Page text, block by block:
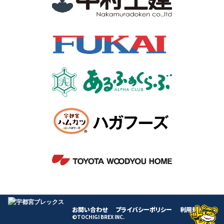
お問い合わせ プライバシーポリシー 利用規約
©TOCHIGI BREX INC.